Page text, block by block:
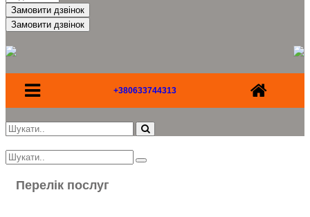
Замовити дзвінок
+380633744313
Перелік послуг